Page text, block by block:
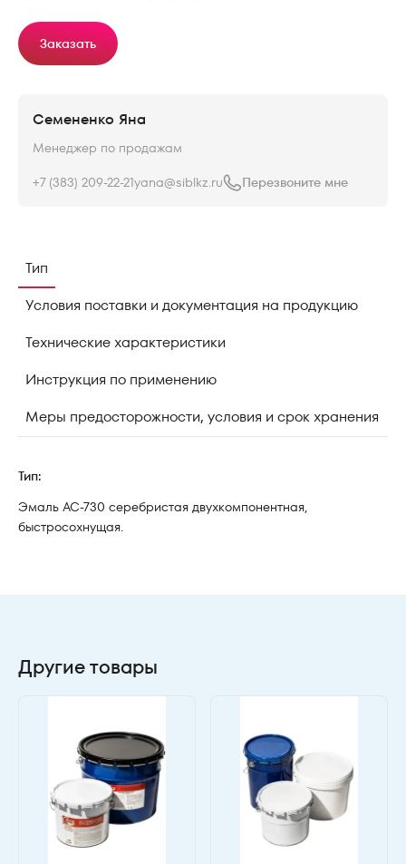
Заказать
Семененко Яна
Менеджер по продажам
+7 (383) 209-22-21yana@siblkz.ru Перезвоните мне
Тип
Условия поставки и документация на продукцию
Технические характеристики
Инструкция по применению
Меры предосторожности, условия и срок хранения
Тип:
Эмаль АС-730 серебристая двухкомпонентная,
быстросохнущая.
Другие товары